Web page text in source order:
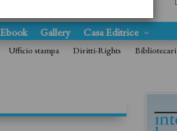
Ebook Gallery Casa Editrice
Ufficio stampa Diritti-Rights Bibliotecari